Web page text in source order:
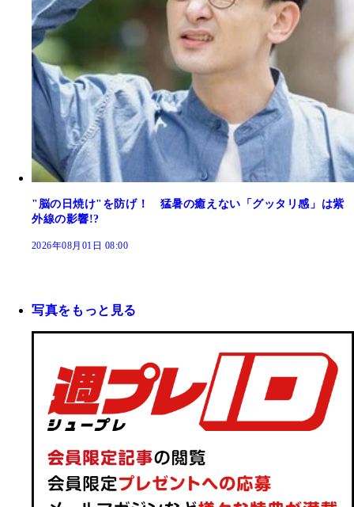
"脳の日焼け"を防げ！ 猛暑の癒えない「グッタリ感」は紫
外線の影響!?
2026年08月01日 08:00
写真をもっと見る